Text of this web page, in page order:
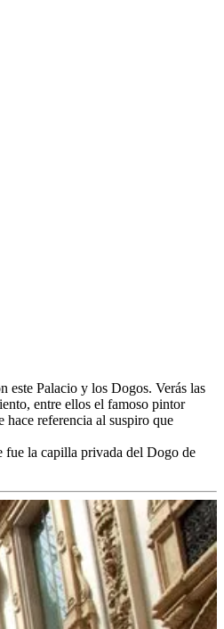
este Palacio y los Dogos. Verás las
entre ellos el famoso pintor
referencia al suspiro que
fue la capilla privada del Dogo de